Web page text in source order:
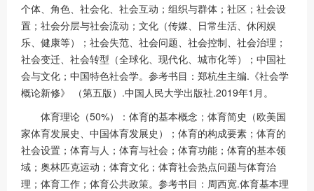
个体、角色、社会化、社会互动；组织与群体；社区；社会设
置；社会分层与社会流动；文化（传媒、日常生活、休闲娱
乐、健康等）；社会失范、社会问题、社会控制、社会治理；
社会变迁、社会转型（全球化、现代化、城市化等）；中国社
会与文化；中国特色社会学。参考书目：郑杭生主编.《社会学
概论新修》 （第五版）.中国人民大学出版社.2019年1月。
体育理论（50%）：体育的基本概念；体育简史（欧美国
家体育发展史、中国体育发展史）；体育的构成要素；体育的
社会设置；体育与人；体育与社会；体育功能；体育的基本领
域；奥林匹克运动；体育文化；体育社会热点问题与体育治
理；体育工作；体育公共政策。参考书目：周西宽.体育基本理